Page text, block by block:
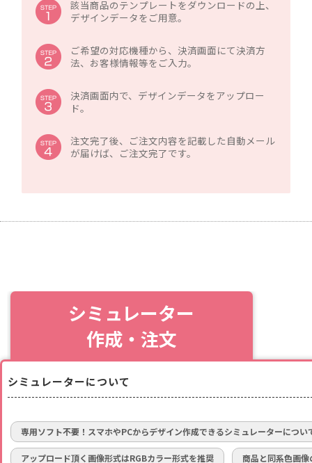
該当商品のテンプレートをダウンロードの上、
デザインデータをご用意。
ご希望の対応機種から、決済画面にて決済方
法、お客様情報等をご入力。
決済画面内で、デザインデータをアップロー
ド。
注文完了後、ご注文内容を記載した自動メール
が届けば、ご注文完了です。
シミュレーター
作成・注文
シミュレーターについて
専用ソフト不要！スマホやPCからデザイン作成できるシミュレーターについ
アップロード頂く画像形式はRGBカラー形式を推奨 商品と同系色画